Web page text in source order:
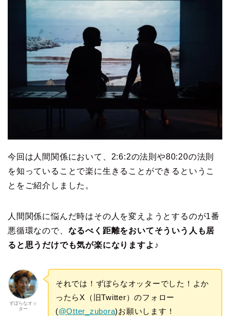
今回は人間関係において、2:6:2の法則や80:20の法則
を知っていることで楽に生きることができるというこ
とをご紹介しました。
人間関係に悩んだ時はその人を変えようとするのが1番
悪循環なので、 なるべく距離をおいてそういう人も居
ると思うだけでも気が楽になりますよ♪
ずぼらなオッ
ター
それでは！ずぼらなオッターでした！よか
ったらX（旧Twitter）のフォロー
(@Otter_zubora)お願いします！